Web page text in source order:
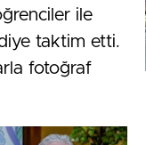
ile
taktim etti.
fotoğraf